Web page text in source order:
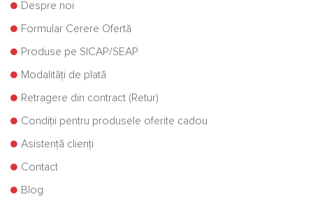
Despre noi
Formular Cerere Ofertă
Produse pe SICAP/SEAP
Modalități de plată
Retragere din contract (Retur)
Condiții pentru produsele oferite cadou
Asistență clienți
Contact
Blog